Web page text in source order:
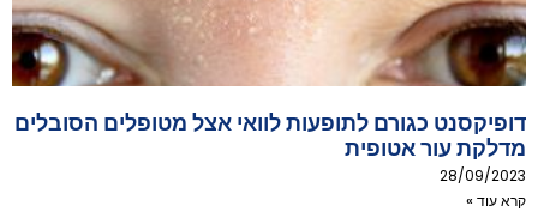
דופיקסנט כגורם לתופעות לוואי אצל מטופלים הסובלים
מדלקת עור אטופית
28/09/2023
קרא עוד »